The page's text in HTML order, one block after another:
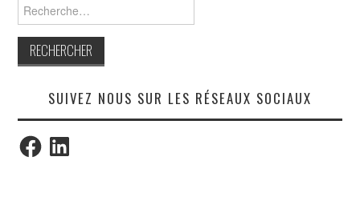
SUIVEZ NOUS SUR LES RÉSEAUX SOCIAUX
FacebookLinkedIn